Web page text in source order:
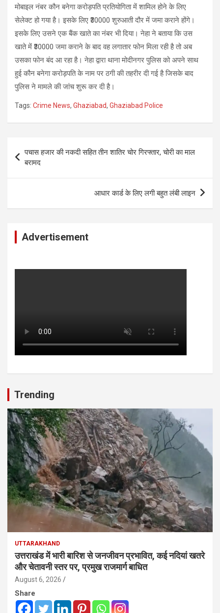
मोबाइल नंबर कौन बनेगा करोड़पति प्रतियोगिता में शामिल होने के लिए
सेलेक्ट हो गया है। इसके लिए ₹30000 शुरुआती दौर में जमा कराने होंगे।
इसके लिए उसने एक बैंक खाते का नंबर भी दिया। नेहा ने बताया कि उस
खाते में ₹30000 जमा कराने के बाद वह लगातार फोन मिला रही है तो अब
उसका फोन बंद आ रहा है। नेहा द्वारा थाना मोदीनगर पुलिस को अपने साथ
हुई कौन बनेगा करोड़पति के नाम पर ठगी की तहरीर दी गई है जिसके बाद
पुलिस ने मामले की जांच शुरू कर दी है।
Tags: Crime News, Ghaziabad, Ghaziabad Police
navigation
पचास हजार की नकदी सहित तीन शातिर चोर गिरफ्तार, चोरी का माल
बरामद
आधार कार्ड के लिए लगी बहुत लंबी लाइन
Advertisement
Trending
UTTARAKHAND
उत्तराखंड में भारी बारिश से जनजीवन प्रभावित, कई नदियां खतरे
और चेतावनी स्तर पर, प्रमुख राजमार्ग बाधित
August 6, 2026
Share